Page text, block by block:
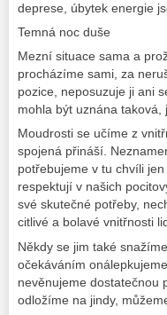
deprese, úbytek energie
Temná noc duše
Mezní situace sama a
procházíme sami, za
pozice, neposuzuje ji ani
mohla být uznána taková,
Moudrosti se učíme z
spojená přináší.
potřebujeme v tu chvíli
respektují v našich
své skutečné potřeby,
citlivé a bolavé vnitřnosti
Někdy se jim také
očekáváním
nevěnujeme dostatečnou
odložíme na jindy,